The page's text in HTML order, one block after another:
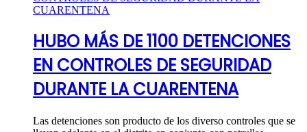
HUBO MÁS DE 1100 DETENCIONES
EN CONTROLES DE SEGURIDAD
DURANTE LA CUARENTENA
Las detenciones son producto de los diverso controles que se